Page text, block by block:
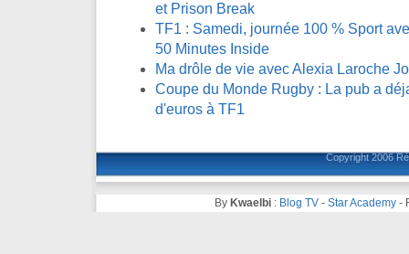
et Prison Break
TF1 : Samedi, journée 100 % Sport
50 Minutes Inside
Ma drôle de vie avec Alexia Laroche
Coupe du Monde Rugby : La pub a
d'euros à TF1
Copyright 2006
By Kwaelbi: Blog TV- Star Academy-